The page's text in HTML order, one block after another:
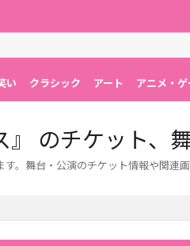
い クラシック アート アニメ・
のチケット、
。舞台・公演のチケット情報や関連